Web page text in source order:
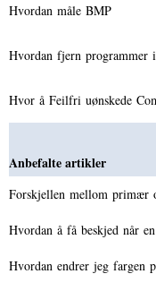
Hvordan måle BMP
Hvordan fjern programmer
Hvor å Feilfri uønskede
Anbefalte artikler
Forskjellen mellom primær
Hvordan å få beskjed når
Hvordan endrer jeg fargen